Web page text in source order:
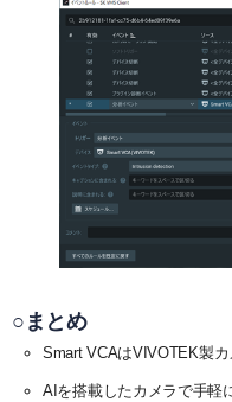
○まとめ
Smart VCAはVIVOTEK製
AIを搭載したカメラで手軽